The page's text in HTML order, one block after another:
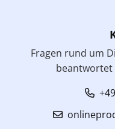
Fragen rund um
beantwortet